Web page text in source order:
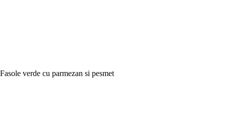
Fasole verde cu parmezan si pesmet